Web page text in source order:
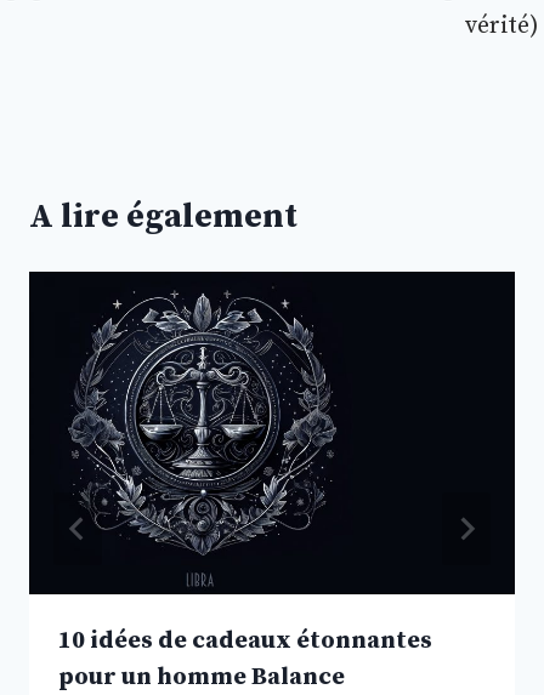
vérité)
A lire également
10 idées de cadeaux étonnantes
pour un homme Balance